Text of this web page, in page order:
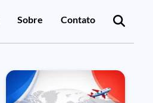
Sobre Contato